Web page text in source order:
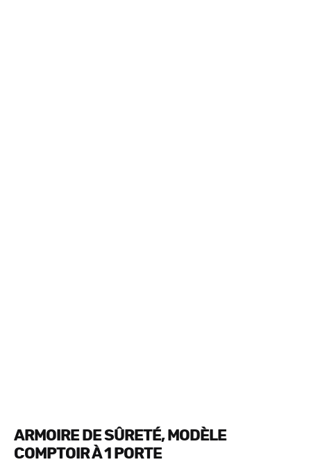
ARMOIRE DE SÛRETÉ, MODÈLE
COMPTOIR À 1 PORTE